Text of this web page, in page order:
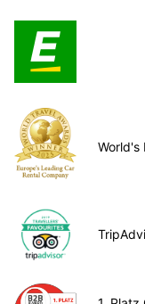
World's